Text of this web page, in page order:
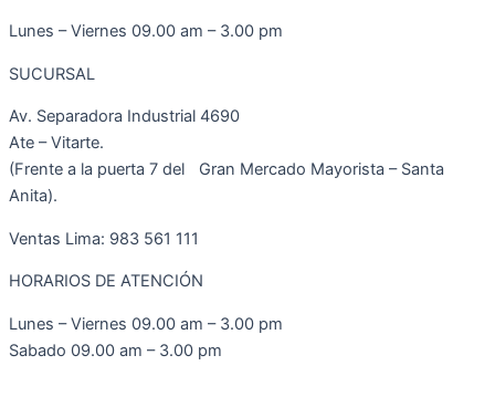
Lunes – Viernes 09.00 am – 3.00 pm
SUCURSAL
Av. Separadora Industrial 4690
Ate – Vitarte.
(Frente a la puerta 7 del Gran Mercado Mayorista – Santa
Anita).
Ventas Lima: 983 561 111
HORARIOS DE ATENCIÓN
Lunes – Viernes 09.00 am – 3.00 pm
Sabado 09.00 am – 3.00 pm